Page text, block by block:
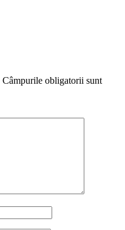
Câmpurile obligatorii sunt